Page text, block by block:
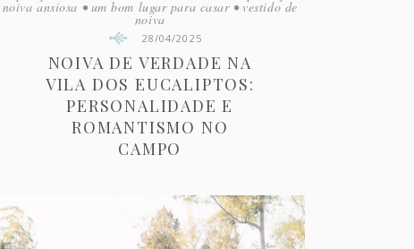
noiva ansiosa • um bom lugar para casar • vestido de
noiva
28/04/2025
NOIVA DE VERDADE NA
VILA DOS EUCALIPTOS:
PERSONALIDADE E
ROMANTISMO NO
CAMPO